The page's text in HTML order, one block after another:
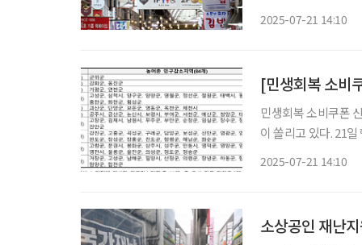
2025-07-21 14:10
[민생회복 소비
민생회복 소비쿠폰
이 쏠리고 있다. 21일 행정안전부에 따르면 이날 오전 9시부터 민생회복 소비쿠폰을 은행, 카
2025-07-21 14:10
소상공인 재난